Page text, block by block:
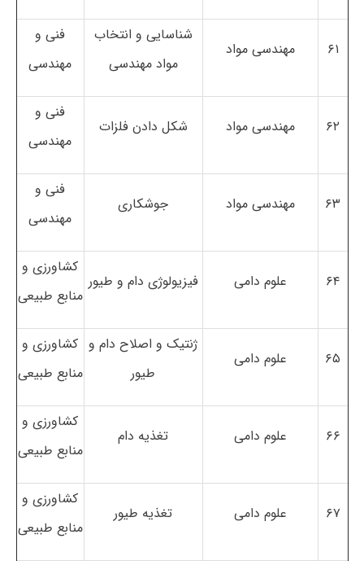
۶۱ مهندسی مواد
شناسایی و انتخاب
مواد مهندسی
فنی و
مهندسی
۶۲ مهندسی مواد شکل دادن فلزات
فنی و
مهندسی
۶۳ مهندسی مواد جوشکاری
فنی و
مهندسی
۶۴ علوم دامی فیزیولوژی دام و طیور
کشاورزی و
منابع طبیعی
۶۵ علوم دامی
ژنتیک و اصلاح دام و
طیور
کشاورزی و
منابع طبیعی
۶۶ علوم دامی تغذیه دام
کشاورزی و
منابع طبیعی
۶۷ علوم دامی تغذیه طیور
کشاورزی و
منابع طبیعی